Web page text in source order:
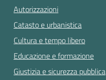
Autorizzazioni
Catasto e urbanistica
Cultura e tempo libero
Educazione e formazione
Giustizia e sicurezza pubblica